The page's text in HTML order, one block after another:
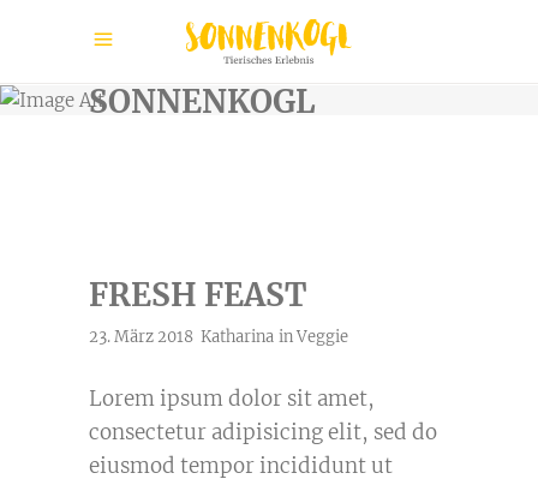
SONNENKOGL
FRESH FEAST
23. März 2018 Katharina inVeggie
Lorem ipsum dolor sit amet,
consectetur adipisicing elit, sed do
eiusmod tempor incididunt ut